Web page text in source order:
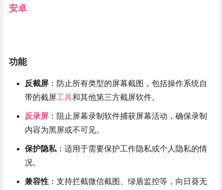
安卓
功能
反截屏 ：防止所有类型的屏幕截图，包括操作系统自
带的截屏工具和其他第三方截屏软件。
反录屏 ：阻止屏幕录制软件捕获屏幕活动，确保录制
内容为黑屏或不可见。
保护隐私 ：适用于需要保护工作隐私或个人隐私的情
况。
兼容性 ：支持拦截微信截图、绿盾监控等，向日葵无